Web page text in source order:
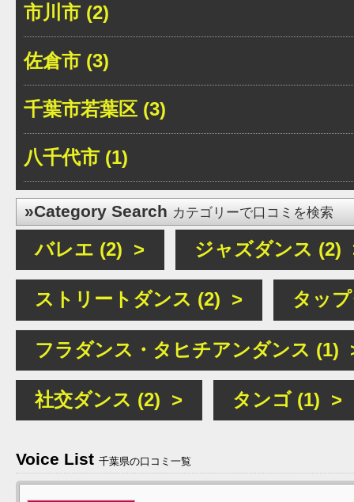
市川市 (2)
佐倉市 (3)
千葉市若葉区 (3)
八千代市 (1)
»Category Search カテゴリーで口コミを検索
バレエ (2) > ジャズダンス (2)
ストリートダンス (2) > タッ
フラダンス・タヒチアンダンス (1)
社交ダンス (2) > タンゴ (1) >
Voice List 千葉県の口コミ一覧